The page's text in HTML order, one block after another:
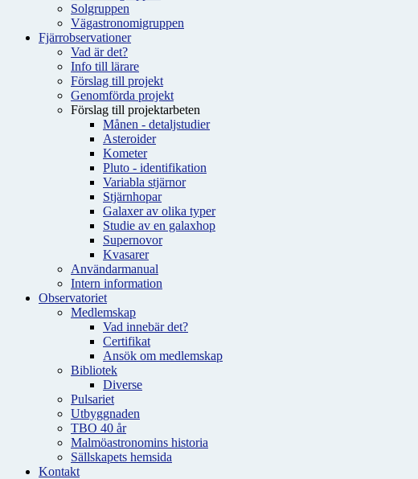
Solgruppen
Vägastronomigruppen
Fjärrobservationer
Vad är det?
Info till lärare
Förslag till projekt
Genomförda projekt
Förslag till projektarbeten
Månen - detaljstudier
Asteroider
Kometer
Pluto - identifikation
Variabla stjärnor
Stjärnhopar
Galaxer av olika typer
Studie av en galaxhop
Supernovor
Kvasarer
Användarmanual
Intern information
Observatoriet
Medlemskap
Vad innebär det?
Certifikat
Ansök om medlemskap
Bibliotek
Diverse
Pulsariet
Utbyggnaden
TBO 40 år
Malmöastronomins historia
Sällskapets hemsida
Kontakt